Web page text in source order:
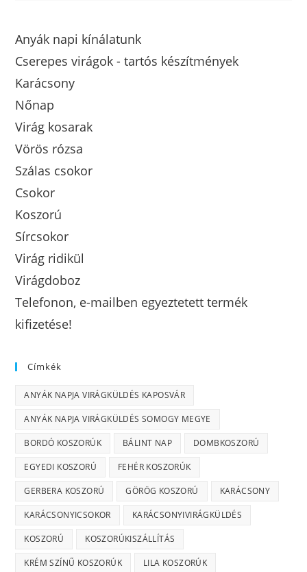
Anyák napi kínálatunk
Cserepes virágok - tartós készítmények
Karácsony
Nőnap
Virág kosarak
Vörös rózsa
Szálas csokor
Csokor
Koszorú
Sírcsokor
Virág ridikül
Virágdoboz
Telefonon, e-mailben egyeztetett termék
kifizetése!
Címkék
ANYÁK NAPJA VIRÁGKÜLDÉS KAPOSVÁR
ANYÁK NAPJA VIRÁGKÜLDÉS SOMOGY MEGYE
BORDÓ KOSZORÚK BÁLINT NAP DOMBKOSZORÚ
EGYEDI KOSZORÚ FEHÉR KOSZORÚK
GERBERA KOSZORÚ GÖRÖG KOSZORÚ KARÁCSONY
KARÁCSONYICSOKOR KARÁCSONYIVIRÁGKÜLDÉS
KOSZORÚ KOSZORÚKISZÁLLÍTÁS
KRÉM SZÍNŰ KOSZORÚK LILA KOSZORÚK